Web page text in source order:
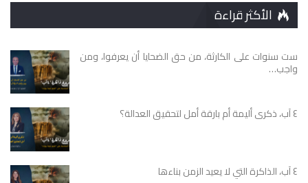
الأكثر قراءة
ست سنوات على الكارثة، من حق الضحايا أن يعرفوا، ومن
واجب…
٤ آب، ذكرى أليمة أم بارقة أمل لتحقيق العدالة؟
٤ آب، الذاكرة التي لا يعيد الزمن بناءها